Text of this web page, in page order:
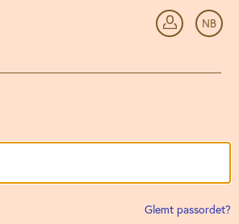
NB
Glemt passordet?